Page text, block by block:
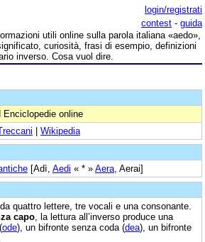
login/registrati
contest - guida
utili online sulla parola italiana «aedo»,
curiosità, frasi di esempio, definizioni
inverso. Cosa vuol dire.
online
| Wikipedia
[Adì, Aedi « * » Aera , Aerai]
quattro lettere, tre vocali e una consonante.
capo , la lettura all’inverso produce una
ode), un bifronte senza coda (dea), un bifronte